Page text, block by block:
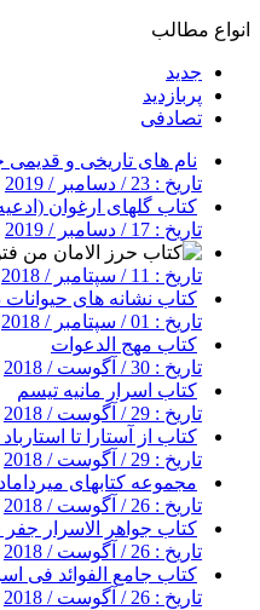
انواع مطالب
جدید
پربازدید
تصادفی
نام های تاریخی و قدیمی
تاریخ : 23 / دسامبر / 2019
کتاب گلهای ارغوان
تاریخ : 17 / دسامبر / 2019
تاریخ : 11 / سپتامبر / 2018
کتاب نشانه های حیوانات
تاریخ : 01 / سپتامبر / 2018
کتاب مهج الدعوات
تاریخ : 30 / آگوست / 2018
کتاب اسرار مانیه تیسم
تاریخ : 29 / آگوست / 2018
کتاب از آستارا تا
تاریخ : 29 / آگوست / 2018
مجموعه کتابهای میرداماد
تاریخ : 26 / آگوست / 2018
کتاب جواهر الاسرار جفر
تاریخ : 26 / آگوست / 2018
کتاب جامع الفوائد فی
تاریخ : 26 / آگوست / 2018